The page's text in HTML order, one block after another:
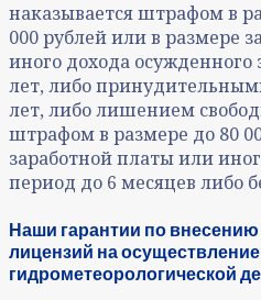
наказывается штрафом в
000 рублей или в размере
иного дохода осужденного
лет, либо
лет, либо лишением
штрафом в размере до 80
заработной платы или
период до 6 месяцев либо
Наши гарантии по
лицензий на осуществление
гидрометеорологической